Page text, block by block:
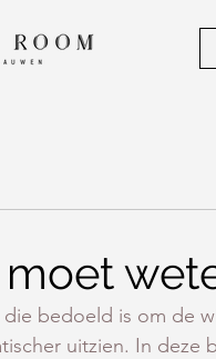
bedoeld is om de
uitzien. In deze